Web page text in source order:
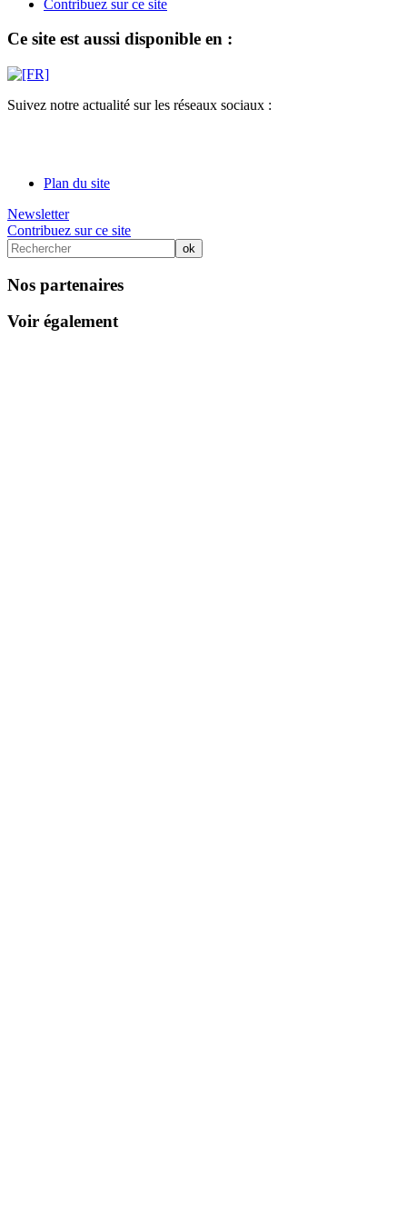
Contribuez sur ce site
Ce site est aussi disponible en :
Suivez notre actualité sur les réseaux sociaux :
Plan du site
Newsletter
Contribuez sur ce site
Nos partenaires
Voir également